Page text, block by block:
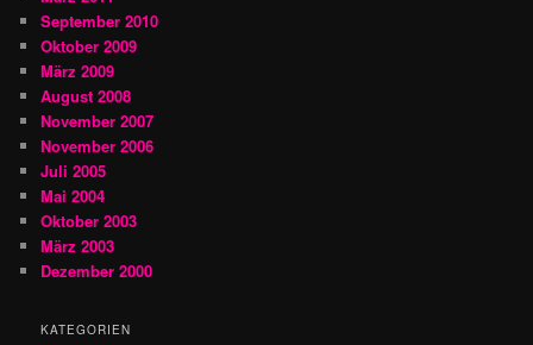
September 2010
Oktober 2009
März 2009
August 2008
November 2007
November 2006
Juli 2005
Mai 2004
Oktober 2003
März 2003
Dezember 2000
KATEGORIEN